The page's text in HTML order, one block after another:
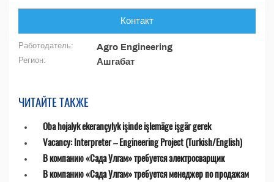
Контакт
Работодатель: Agro Engineering
Регион: Ашгабат
ЧИТАЙТЕ ТАКЖЕ
Oba hojalyk ekerançylyk işinde işlemäge işgär gerek
Vacancy: Interpreter – Engineering Project (Turkish/English)
В компанию «Сада Улгам» требуется электросварщик
В компанию «Сада Улгам» требуется менеджер по продажам